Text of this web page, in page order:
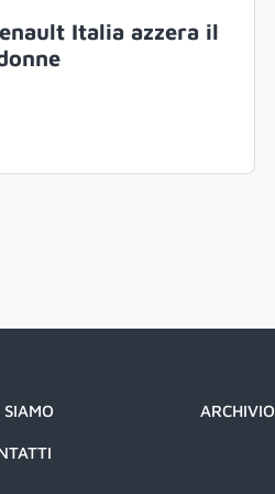
Italia azzera il
SIAMO ARCHIVIO